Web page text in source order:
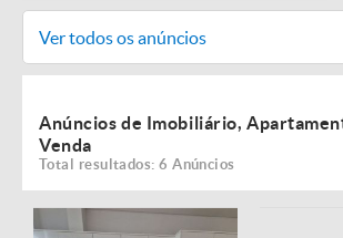
Ver todos os anúncios
Anúncios de Imobiliário,
Venda
Total resultados: 6 Anúncios